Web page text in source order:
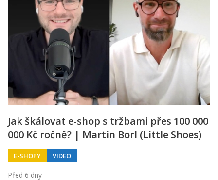
Jak škálovat e-shop s tržbami přes 100 000
000 Kč ročně? | Martin Borl (Little Shoes)
E-SHOPY VIDEO
Před 6 dny